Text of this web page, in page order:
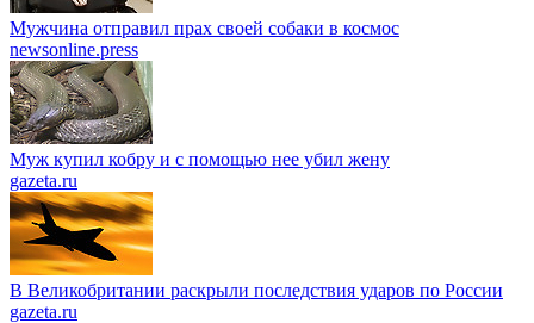
Мужчина отправил прах своей собаки в космос
newsonline.press
Муж купил кобру и с помощью нее убил жену
gazeta.ru
В Великобритании раскрыли последствия ударов по России
gazeta.ru